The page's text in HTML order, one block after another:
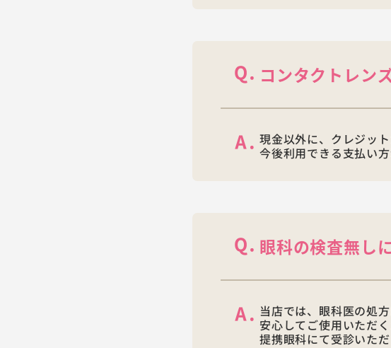
コンタクトレン
現金以外に、クレジッ
今後利用できる支払い
眼科の検査無し
当店では、眼科医の処
安心してご使用いただ
提携眼科にて受診いた